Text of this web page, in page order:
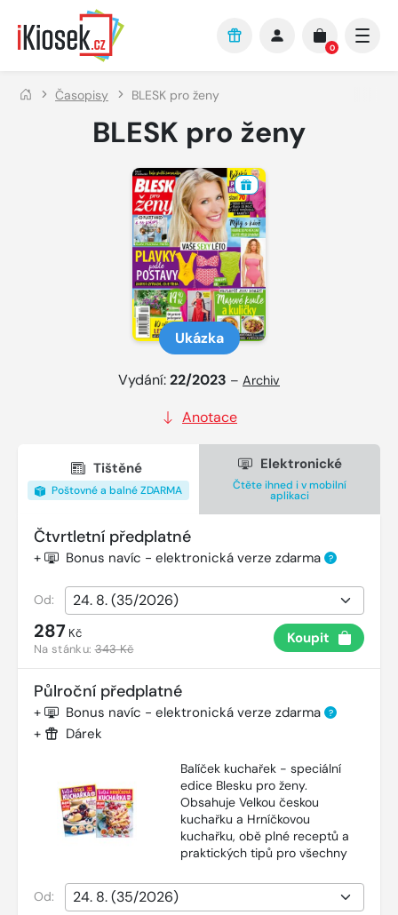
Přejít na hlavní obsah
0
Časopisy BLESK pro ženy
BLESK pro ženy
Ukázka
Vydání:22/2023 – Archiv
Anotace
Tištěné
Poštovné a balné ZDARMA
Elektronické
Čtěte ihned i v mobilní
aplikaci
Čtvrtletní předplatné
+ Bonus navíc - elektronická verze zdarma ?
Od:
287 Kč
Na stánku:343 Kč
Koupit
Půlroční předplatné
+ Bonus navíc - elektronická verze zdarma ?
+ Dárek
Balíček kuchařek - speciální
edice Blesku pro ženy.
Obsahuje Velkou českou
kuchařku a Hrníčkovou
kuchařku, obě plné receptů a
praktických tipů pro všechny
Od: